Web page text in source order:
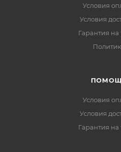
Условия
Условия
Гарантия на
Условия
Условия
Гарантия на